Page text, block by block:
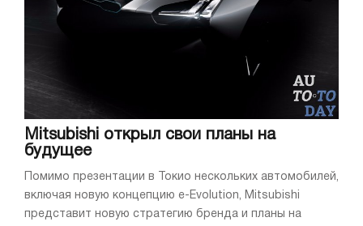
Mitsubishi открыл свои планы на
будущее
Помимо презентации в Токио нескольких автомобилей,
включая новую концепцию e-Evolution, Mitsubishi
представит новую стратегию бренда и планы на